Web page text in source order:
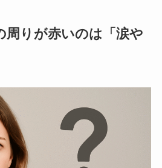
周りが赤いのは「涙や